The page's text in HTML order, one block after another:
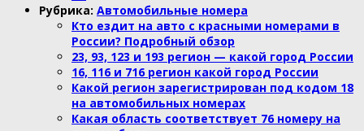
Рубрика: Автомобильные номера
Кто ездит на авто с красными номерами в
России? Подробный обзор
23, 93, 123 и 193 регион — какой город России
16, 116 и 716 регион какой город России
Какой регион зарегистрирован под кодом 18
на автомобильных номерах
Какая область соответствует 76 номеру на